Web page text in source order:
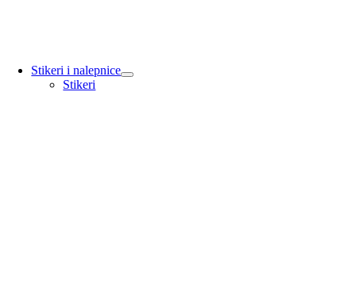
Stikeri i nalepnice
Stikeri